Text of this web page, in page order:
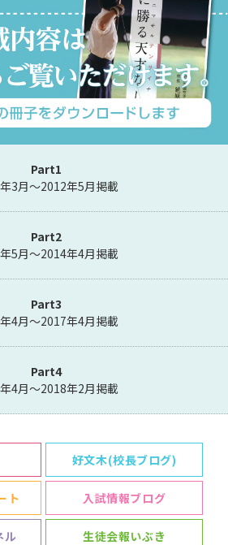
Part1
3月～2012年5月掲載
Part2
5月～2014年4月掲載
Part3
4月～2017年4月掲載
Part4
4月～2018年2月掲載
好文木(校長ブログ)
ト 入試情報ブログ
ル 生徒会報いぶき